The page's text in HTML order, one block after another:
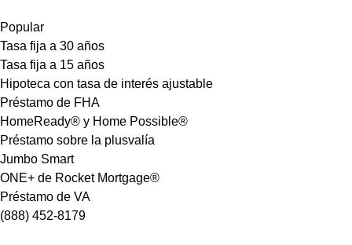
Popular
Tasa fija a 30 años
Tasa fija a 15 años
Hipoteca con tasa de interés ajustable
Préstamo de FHA
HomeReady® y Home Possible®
Préstamo sobre la plusvalía
Jumbo Smart
ONE+ de Rocket Mortgage®
Préstamo de VA
(888) 452-8179